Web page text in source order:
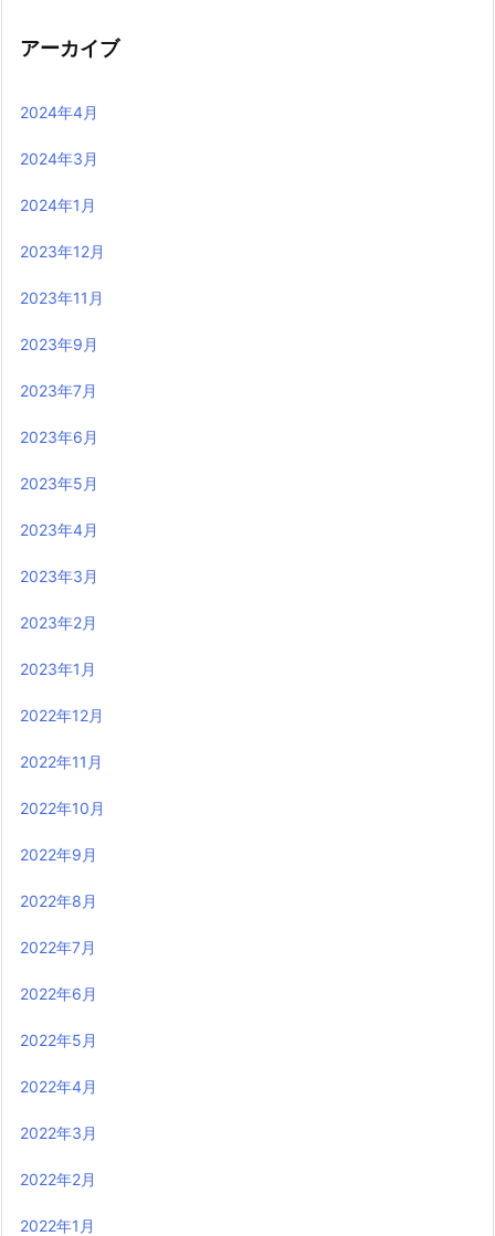
アーカイブ
2024年4月
2024年3月
2024年1月
2023年12月
2023年11月
2023年9月
2023年7月
2023年6月
2023年5月
2023年4月
2023年3月
2023年2月
2023年1月
2022年12月
2022年11月
2022年10月
2022年9月
2022年8月
2022年7月
2022年6月
2022年5月
2022年4月
2022年3月
2022年2月
2022年1月